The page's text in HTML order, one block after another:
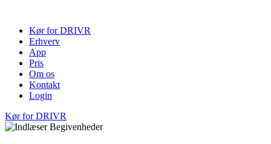
indholdKør for DRIVR
Erhverv
App
Pris
Om os
Kontakt
Login
Kør for DRIVR